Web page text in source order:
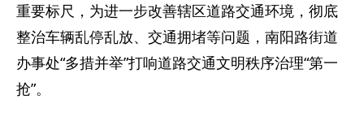
重要标尺，为进一步改善辖区道路交通环境，彻底
整治车辆乱停乱放、交通拥堵等问题，南阳路街道
办事处“多措并举”打响道路交通文明秩序治理“第一
抢”。